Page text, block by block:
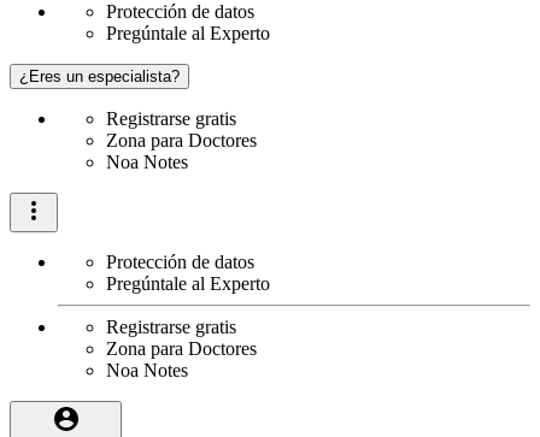
Protección de datos
Pregúntale al Experto
¿Eres un especialista?
Registrarse gratis
Zona para Doctores
Noa Notes
Protección de datos
Pregúntale al Experto
Registrarse gratis
Zona para Doctores
Noa Notes